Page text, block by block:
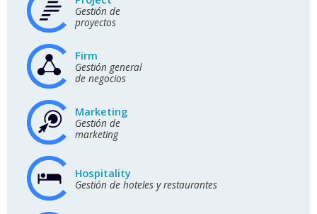
Gestión de
proyectos
Firm
Gestión general
de negocios
Marketing
Gestión de
marketing
Hospitality
Gestión de hoteles y restaurantes